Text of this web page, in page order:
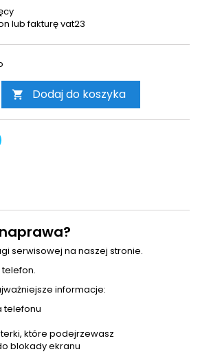
lub fakturę vat23
 Dodaj do koszyka
serwisowej na naszej stronie.
informacje:
telefonu
które podejrzewasz
blokady ekranu